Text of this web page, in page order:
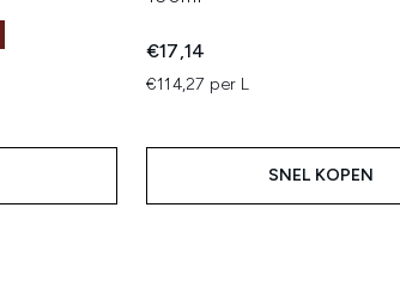
€17,14
€114,27 per L
SNEL KOPEN